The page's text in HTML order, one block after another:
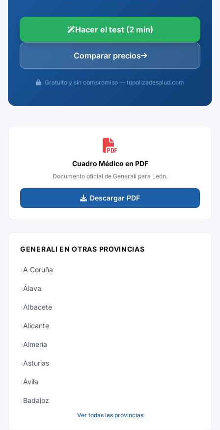
Hacer el test (2 min)
Comparar precios
Gratuito y sin compromiso — tupolizadesalud.com
Cuadro Médico en PDF
Documento oficial de Generali para León.
Descargar PDF
GENERALI EN OTRAS PROVINCIAS
A Coruña
Álava
Albacete
Alicante
Almería
Asturias
Ávila
Badajoz
Ver todas las provincias